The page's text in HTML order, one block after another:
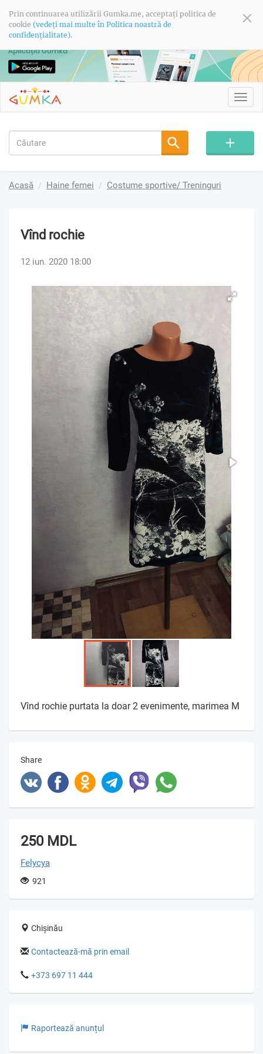
Prin continuarea utilizării Gumka.me, acceptați politica de
cookie (vedeți mai multe în Politica noastră de
confidențialitate).
Acasă Haine femei Costume sportive/ Treninguri
Vînd rochie
12 iun. 2020 18:00
Vînd rochie purtata la doar 2 evenimente, marimea M
Share
250 MDL
Felycya
921
Chișinău
Contactează-mă prin email
+373 697 11 444
Raportează anunțul